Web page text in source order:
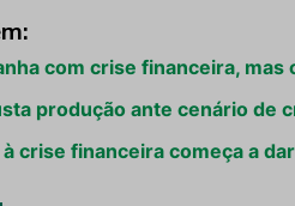
com crise financeira, mas
produção ante cenário de
à crise financeira começa a